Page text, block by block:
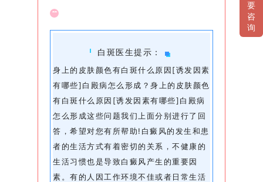
白斑医生提示：
身上的皮肤颜色有白斑什么原因[诱发因素
有哪些]白殿病怎么形成？身上的皮肤颜色
有白斑什么原因[诱发因素有哪些]白殿病
怎么形成这些问题我们上面分别进行了回
答，希望对您有所帮助!白癜风的发生和患
者的生活方式有着密切的关系，不健康的
生活习惯也是导致白癜风产生的重要因
素。有的人因工作环境不佳或者日常生活
要
咨
询